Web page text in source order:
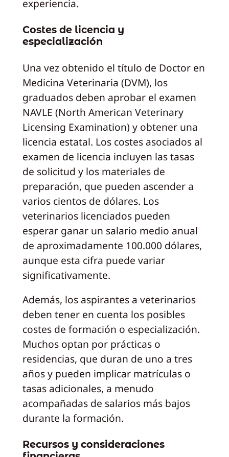
experiencia.
Costes de licencia y
especialización
Una vez obtenido el título de Doctor en
Medicina Veterinaria (DVM), los
graduados deben aprobar el examen
NAVLE (North American Veterinary
Licensing Examination) y obtener una
licencia estatal. Los costes asociados al
examen de licencia incluyen las tasas
de solicitud y los materiales de
preparación, que pueden ascender a
varios cientos de dólares. Los
veterinarios licenciados pueden
esperar ganar un salario medio anual
de aproximadamente 100.000 dólares,
aunque esta cifra puede variar
significativamente.
Además, los aspirantes a veterinarios
deben tener en cuenta los posibles
costes de formación o especialización.
Muchos optan por prácticas o
residencias, que duran de uno a tres
años y pueden implicar matrículas o
tasas adicionales, a menudo
acompañadas de salarios más bajos
durante la formación.
Recursos y consideraciones